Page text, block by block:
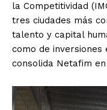
la Competitividad
tres ciudades más
talento y capital
como de
consolida Netafim